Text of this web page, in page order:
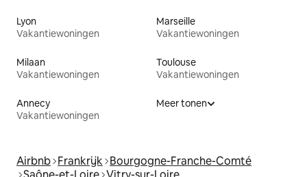
Lyon
Vakantiewoningen
Marseille
Vakantiewoningen
Milaan
Vakantiewoningen
Toulouse
Vakantiewoningen
Annecy
Vakantiewoningen
Meer tonen
Airbnb Frankrijk Bourgogne-Franche-Comté